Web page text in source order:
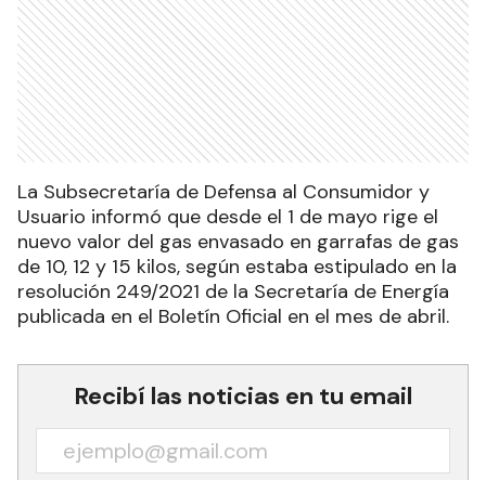
La Subsecretaría de Defensa al Consumidor y
Usuario informó que desde el 1 de mayo rige el
nuevo valor del gas envasado en garrafas de gas
de 10, 12 y 15 kilos, según estaba estipulado en la
resolución 249/2021 de la Secretaría de Energía
publicada en el Boletín Oficial en el mes de abril.
Recibí las noticias en tu email